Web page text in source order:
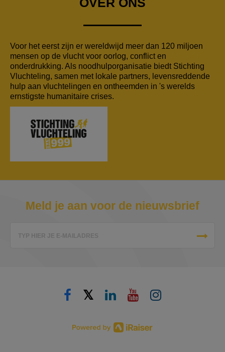
Voor het eerst zijn er wereldwijd meer dan 120 miljoen
mensen op de vlucht voor oorlog, conflict en
onderdrukking. Als noodhulporganisatie biedt Stichting
Vluchteling, samen met lokale partners, levensreddende
hulp aan vluchtelingen en ontheemden in 's werelds
ernstigste humanitaire crises.
Meld je aan voor de nieuwsbrief
TYP HIER JE E-MAILADRES
𝕏